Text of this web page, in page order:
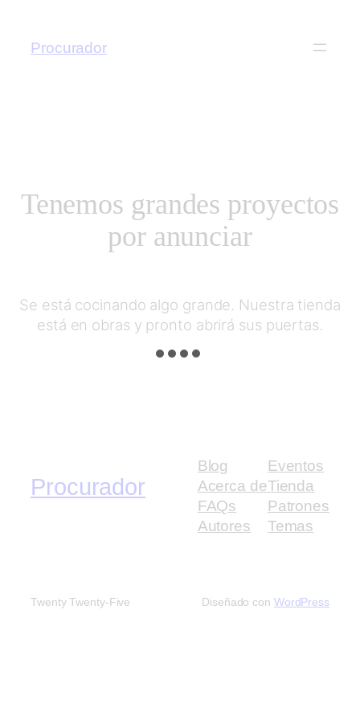
Procurador
Tenemos grandes proyectos
por anunciar
Se está cocinando algo grande. Nuestra tienda
está en obras y pronto abrirá sus puertas.
Procurador
Blog
Acerca de
FAQs
Autores
Eventos
Tienda
Patrones
Temas
Twenty Twenty-Five Diseñado con WordPress